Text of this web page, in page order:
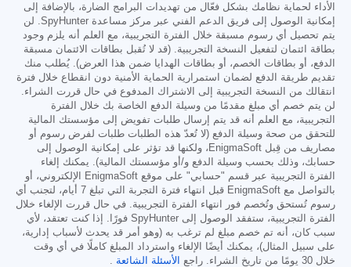
الأداء لحماية نظامك بشكل فعّال من تهديدات البرامج الضارة، بالإضافة إلى
إمكانية الوصول إلى فريق الدعم الفني عبر مركز مساعدة SpyHunter. لن
يتم تحصيل أي رسوم مسبقة خلال الفترة التجريبية، مع العلم أنه يلزم وجود
بطاقة ائتمان لتفعيل النسخة التجريبية. (قد لا تُقبل بطاقات الائتمان مسبقة
الدفع، أو بطاقات الخصم، أو بطاقات الهدايا ضمن هذا العرض). يُطلب منك
تقديم طريقة الدفع لضمان استمرارية الحماية الأمنية دون انقطاع خلال فترة
انتقالك من النسخة التجريبية إلى الاشتراك المدفوع في حال قررت الشراء.
لن يتم خصم أي مبلغ مقدمًا من وسيلة الدفع الخاصة بك خلال الفترة
التجريبية، مع العلم أنه قد يتم إرسال طلبات تفويض إلى مؤسستك المالية
للتحقق من صحة وسيلة الدفع (لا تُعدّ هذه الطلبات طلبات لفرض رسوم أو
مصاريف من قِبل EnigmaSoft، ولكنها قد تؤثر على إمكانية الوصول إلى
حسابك، وذلك بحسب وسيلة الدفع و/أو مؤسستك المالية). يمكنك إلغاء
الفترة التجريبية عبر قسم "حسابي" على موقع EnigmaSoft الإلكتروني، أو
بالتواصل مع EnigmaSoft قبل انتهاء فترة التجربة التي تبلغ 7 أيام، لتجنب أي
رسوم تُستحق وتُخصم فور انتهاء الفترة التجريبية. في حال قررت الإلغاء خلال
الفترة التجريبية، ستفقد الوصول إلى SpyHunter فورًا. إذا كنت تعتقد، لأي
سبب كان، أنه تم خصم مبلغ لم ترغب به (وهو أمر قد يحدث لأسباب إدارية،
على سبيل المثال)، يمكنك أيضًا الإلغاء واسترداد المبلغ كاملًا في أي وقت
خلال 30 يومًا من تاريخ الشراء. راجع
الأسئلة الشائعة .